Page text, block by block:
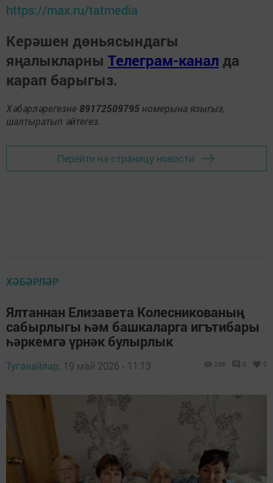
https://max.ru/tatmedia
Керәшен дөньясындагы
яңалыкларны Телеграм-канал да
карап барыгыз.
Хәбәрләрегезне 89172509795 номерына языгыз,
шалтыратып әйтегез.
Перейти на страницу новости
ХӘБӘРЛӘР
Ялтаннан Елизавета Колесникованың
сабырлыгы һәм башкаларга игътибары
һәркемгә үрнәк булырлык
Туганайлар, 19 май 2026 - 11:13 258 0 0